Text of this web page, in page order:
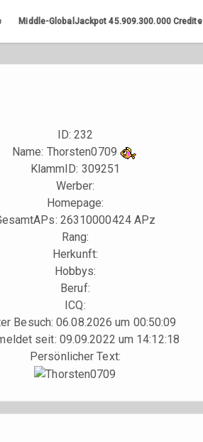
Middle-GlobalJackpot45.909.300.000Credits
ID: 232
Name: Thorsten0709
KlammID: 309251
Werber:
Homepage:
26310000424 APz
Rang:
Herkunft:
Hobbys:
Beruf:
ICQ:
Besuch: 06.08.2026 um 00:50:09
seit: 09.09.2022 um 14:12:18
Persönlicher Text: